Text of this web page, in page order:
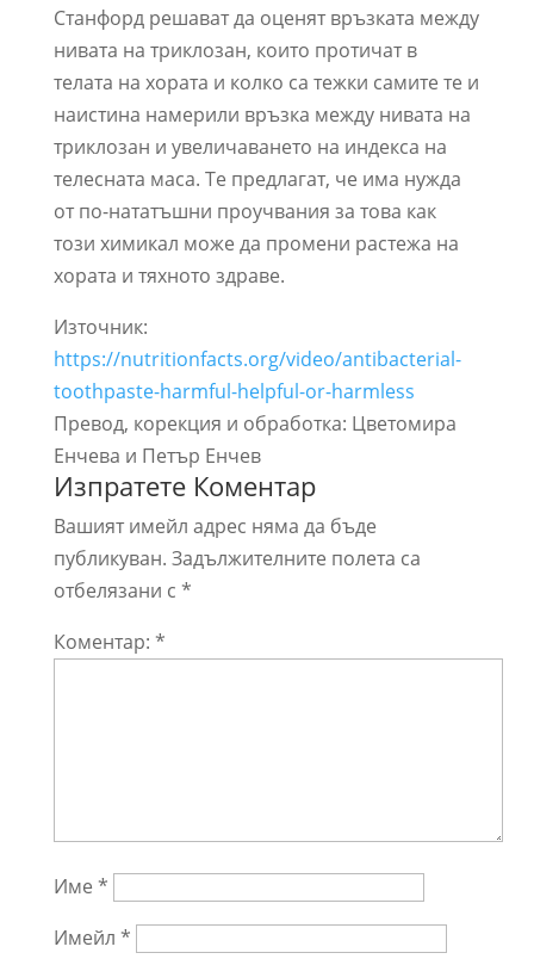
Станфорд решават да оценят връзката между
нивата на триклозан, които протичат в
телата на хората и колко са тежки самите те и
наистина намерили връзка между нивата на
триклозан и увеличаването на индекса на
телесната маса. Те предлагат, че има нужда
от по-нататъшни проучвания за това как
този химикал може да промени растежа на
хората и тяхното здраве.
Източник:
https://nutritionfacts.org/video/antibacterial-
toothpaste-harmful-helpful-or-harmless
Превод, корекция и обработка: Цветомира
Енчева и Петър Енчев
Изпратете Коментар
Вашият имейл адрес няма да бъде
публикуван. Задължителните полета са
отбелязани с *
Коментар: *
Име *
Имейл *